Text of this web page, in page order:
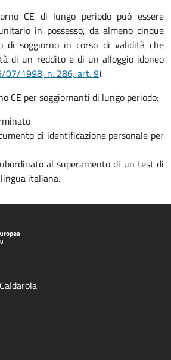
CE di lungo periodo può essere
in possesso, da almeno cinque
di soggiorno in corso di validità che
di un reddito e di un alloggio idoneo
07/1998, n. 286, art. 9).
CE per soggiornanti di lungo periodo:
di identificazione personale per
al superamento di un test di
italiana.